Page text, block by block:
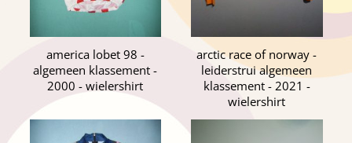
america lobet 98 -
algemeen klassement -
2000 - wielershirt
arctic race of norway -
leiderstrui algemeen
klassement - 2021 -
wielershirt